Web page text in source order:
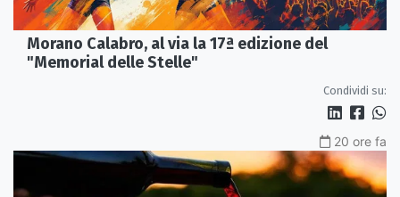
Morano Calabro, al via la 17ª edizione del
"Memorial delle Stelle"
Condividi su:
20 ore fa